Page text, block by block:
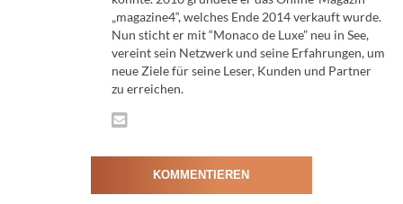
Techniken hinzu. Viele Handwerker sind Quereinsteiger
und haben vorher ganz andere Berufe ausgeübt, unter
anderem gibt es Sommeliers, die zum Uhrmacher
ausgebildet wurden. Im Gespräch mit Olivier Fournier
Hermès u.a. auch darauf setzt, Arbeitslose in ihr
Voraussetzung „ein gutes Auge, eine ruhige Hand,
Liebe zum Detail und der absolute Wille zur
„magazine4“, welches Ende 2014 verkauft wurde.
Nun sticht er mit “Monaco de Luxe” neu in See,
vereint sein Netzwerk und seine Erfahrungen, um
neue Ziele für seine Leser, Kunden und Partner
zu erreichen.
KOMMENTIEREN